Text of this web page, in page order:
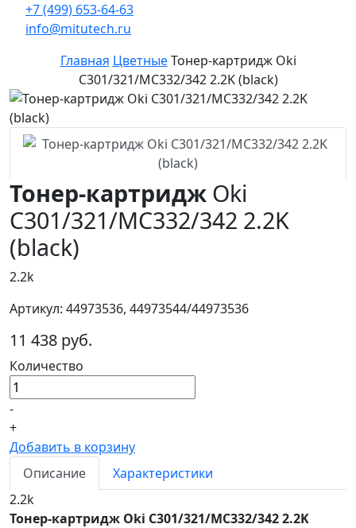
+7 (499) 653-64-63
info@mitutech.ru
Главная Цветные Тонер-картридж Oki
C301/321/MC332/342 2.2K (black)
Тонер-картридж Oki
C301/321/MC332/342 2.2K
(black)
2.2k
Артикул: 44973536, 44973544/44973536
11 438 руб.
Количество
-
+
Добавить в корзину
Описание
Характеристики
2.2k
Тонер-картридж Oki C301/321/MC332/342 2.2K